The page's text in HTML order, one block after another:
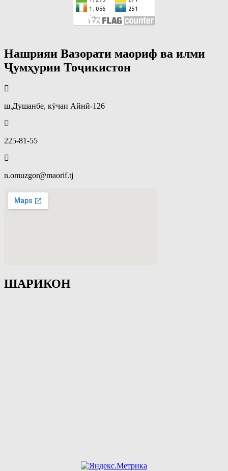
Нашрияи Вазорати маориф ва илми
Ҷумҳурии Тоҷикистон
ш.Душанбе, кӯчаи Айнӣ-126
225-81-55
n.omuzgor@maorif.tj
ШАРИКОН